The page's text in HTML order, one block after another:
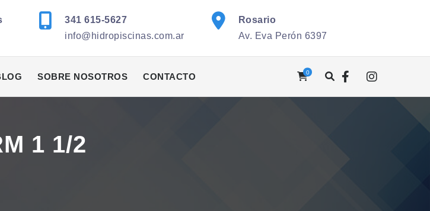
341 615-5627
info@hidropiscinas.com.ar
Rosario
Av. Eva Perón 6397
SOBRE NOSOTROS CONTACTO 0
1 1/2